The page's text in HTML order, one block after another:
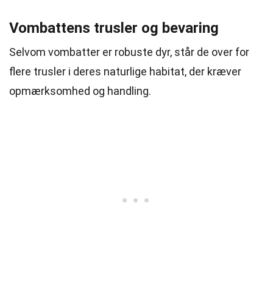
Vombattens trusler og bevaring
Selvom vombatter er robuste dyr, står de over for
flere trusler i deres naturlige habitat, der kræver
opmærksomhed og handling.